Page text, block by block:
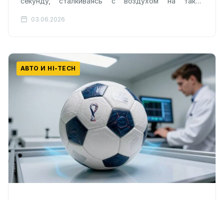
аэродинамики перестают работать.…
03.06.2026
АВТО И HI-TECH